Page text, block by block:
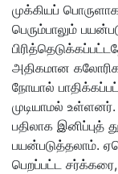
முக்கியப்
பெரும்பாலும்
அதிகமான
நோயால்
முடியாமல்
பதிலாக இனிப்புத்
பயன்படுத்தலாம்.
பெறப்பட்ட